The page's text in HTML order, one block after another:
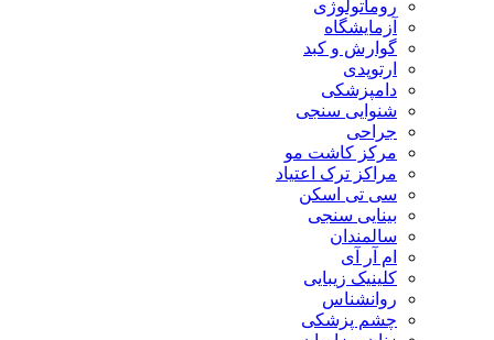
روماتولوژی
آزمایشگاه
گوارش و کبد
ارتوپدی
دامپزشکی
شنوایی سنجی
جراحی
مرکز کاشت مو
مراکز ترک اعتیاد
سی تی اسکن
بینایی سنجی
سالمندان
ام آر آی
کلینیک زیبایی
روانشناس
چشم پزشکی